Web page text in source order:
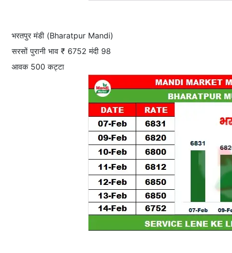
भरतपुर मंडी (Bharatpur Mandi)
सरसों पुरानी भाव ₹ 6752 मंदी 98
आवक 500 कट्टा